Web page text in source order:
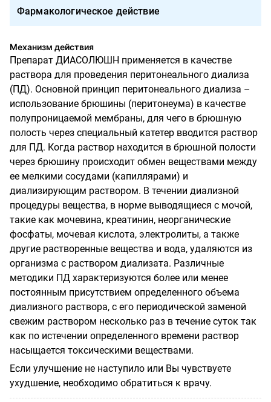
Фармакологическое действие
Механизм действия
Препарат ДИАСОЛЮШН применяется в качестве
раствора для проведения перитонеального диализа
(ПД). Основной принцип перитонеального диализа –
использование брюшины (перитонеума) в качестве
полупроницаемой мембраны, для чего в брюшную
полость через специальный катетер вводится раствор
для ПД. Когда раствор находится в брюшной полости
через брюшину происходит обмен веществами между
ее мелкими сосудами (капиллярами) и
диализирующим раствором. В течении диализной
процедуры вещества, в норме выводящиеся с мочой,
такие как мочевина, креатинин, неорганические
фосфаты, мочевая кислота, электролиты, а также
другие растворенные вещества и вода, удаляются из
организма с раствором диализата. Различные
методики ПД характеризуются более или менее
постоянным присутствием определенного объема
диализного раствора, с его периодической заменой
свежим раствором несколько раз в течение суток так
как по истечении определенного времени раствор
насыщается токсическими веществами.
Если улучшение не наступило или Вы чувствуете
ухудшение, необходимо обратиться к врачу.